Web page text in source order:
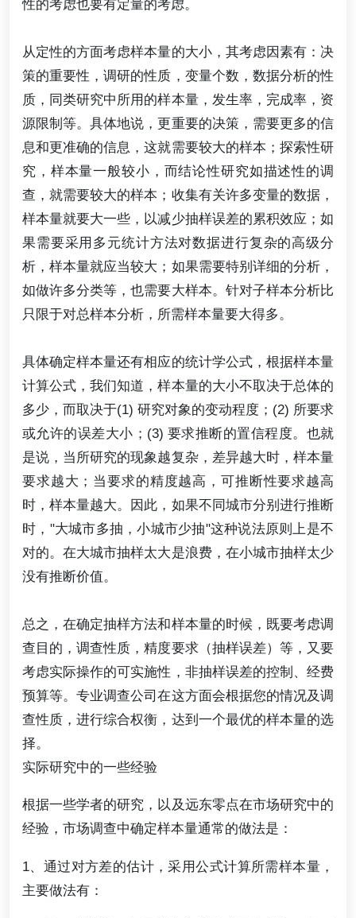
性的考虑也要有定量的考虑。
从定性的方面考虑样本量的大小，其考虑因素有：决
策的重要性，调研的性质，变量个数，数据分析的性
质，同类研究中所用的样本量，发生率，完成率，资
源限制等。具体地说，更重要的决策，需要更多的信
息和更准确的信息，这就需要较大的样本；探索性研
究，样本量一般较小，而结论性研究如描述性的调
查，就需要较大的样本；收集有关许多变量的数据，
样本量就要大一些，以减少抽样误差的累积效应；如
果需要采用多元统计方法对数据进行复杂的高级分
析，样本量就应当较大；如果需要特别详细的分析，
如做许多分类等，也需要大样本。针对子样本分析比
只限于对总样本分析，所需样本量要大得多。
具体确定样本量还有相应的统计学公式，根据样本量
计算公式，我们知道，样本量的大小不取决于总体的
多少，而取决于(1) 研究对象的变动程度；(2) 所要求
或允许的误差大小；(3) 要求推断的置信程度。也就
是说，当所研究的现象越复杂，差异越大时，样本量
要求越大；当要求的精度越高，可推断性要求越高
时，样本量越大。因此，如果不同城市分别进行推断
时，"大城市多抽，小城市少抽"这种说法原则上是不
对的。在大城市抽样太大是浪费，在小城市抽样太少
没有推断价值。
总之，在确定抽样方法和样本量的时候，既要考虑调
查目的，调查性质，精度要求（抽样误差）等，又要
考虑实际操作的可实施性，非抽样误差的控制、经费
预算等。专业调查公司在这方面会根据您的情况及调
查性质，进行综合权衡，达到一个最优的样本量的选
择。
实际研究中的一些经验
根据一些学者的研究，以及远东零点在市场研究中的
经验，市场调查中确定样本量通常的做法是：
1、通过对方差的估计，采用公式计算所需样本量，
主要做法有：